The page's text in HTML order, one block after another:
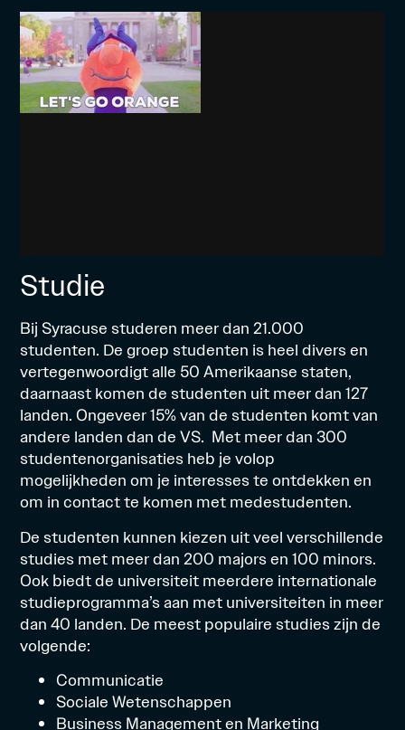
Studie
Bij Syracuse studeren meer dan 21.000
studenten. De groep studenten is heel divers en
vertegenwoordigt alle 50 Amerikaanse staten,
daarnaast komen de studenten uit meer dan 127
landen. Ongeveer 15% van de studenten komt van
andere landen dan de VS. Met meer dan 300
studentenorganisaties heb je volop
mogelijkheden om je interesses te ontdekken en
om in contact te komen met medestudenten.
De studenten kunnen kiezen uit veel verschillende
studies met meer dan 200 majors en 100 minors.
Ook biedt de universiteit meerdere internationale
studieprogramma’s aan met universiteiten in meer
dan 40 landen. De meest populaire studies zijn de
volgende:
Communicatie
Sociale Wetenschappen
Business Management en Marketing